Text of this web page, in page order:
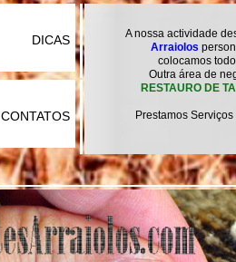
DICAS
A nossa actividade
Arraiolos
colocamos
Outra área de
RESTAURO DE
Prestamos
CONTATOS